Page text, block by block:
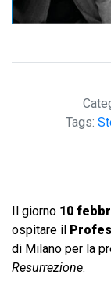
Tags:
Il giorno 10
ospitare il
di Milano per la
Resurrezione.